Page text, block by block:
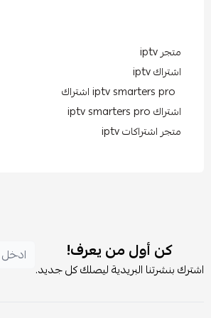
متجر iptv
اشتراك iptv
اشتراك iptv smarters pro
متجر اشتراكات iptv
كن أول من يعرف!
اشترك بنشرتنا البريدية ليصلك كل جديد.